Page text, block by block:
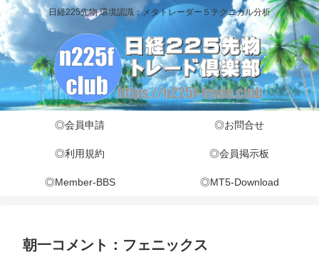
日経225先物 環境認識：メタトレーダー５テクニカル分析
◎会員申請 ◎お問合せ
◎利用規約 ◎会員掲示板
◎Member-BBS ◎MT5-Download
朝一コメント：フェニックス